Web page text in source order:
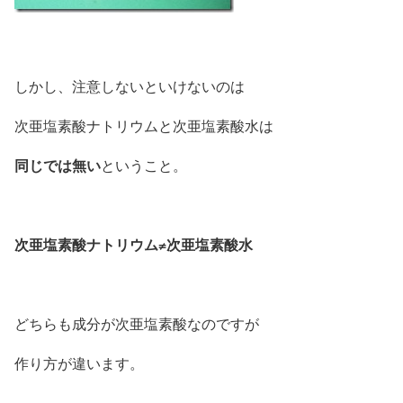
しかし、注意しないといけないのは
次亜塩素酸ナトリウムと次亜塩素酸水は
同じでは無いということ。
次亜塩素酸ナトリウム≠次亜塩素酸水
どちらも成分が次亜塩素酸なのですが
作り方が違います。